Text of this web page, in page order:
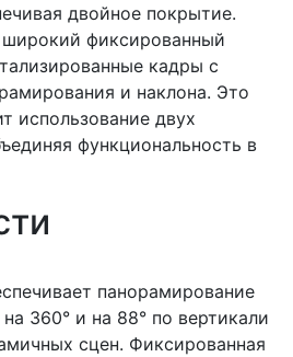
двойное покрытие.
фиксированный
кадры с
и наклона. Это
использование двух
функциональность в
панорамирование
360° и на 88° по вертикали
сцен. Фиксированная